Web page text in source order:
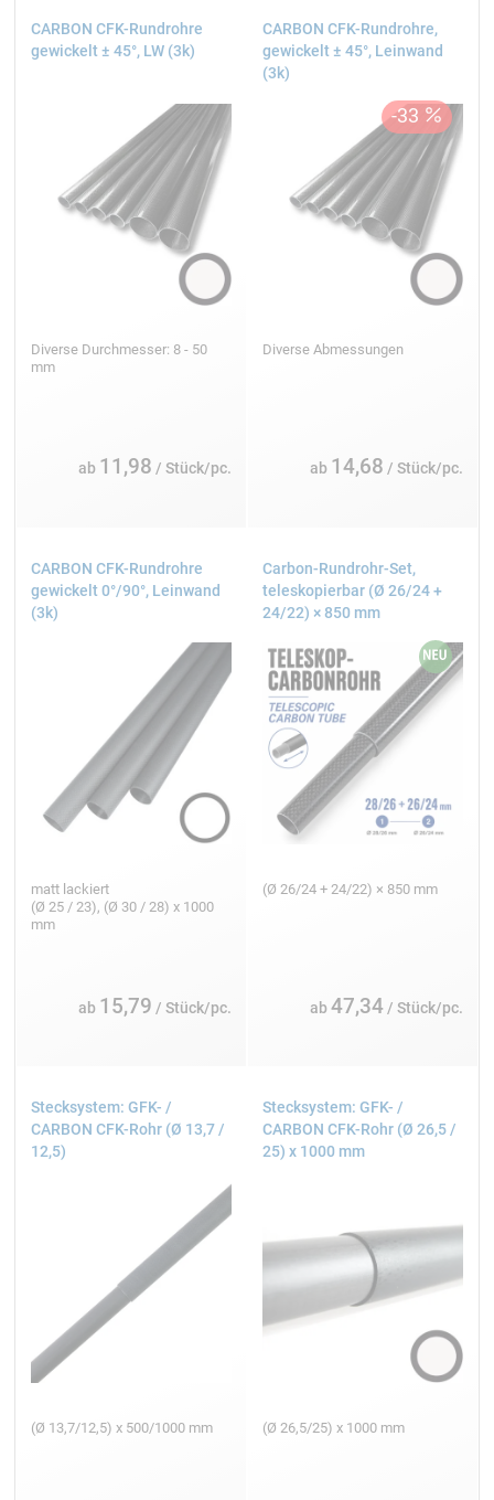
CARBON CFK-Rundrohre
gewickelt ± 45°, LW (3k)
Diverse Durchmesser: 8 - 50
mm
ab 11,98 / Stück/pc.
CARBON CFK-Rundrohre,
gewickelt ± 45°, Leinwand
(3k)
Diverse Abmessungen
ab 14,68 / Stück/pc.
CARBON CFK-Rundrohre
gewickelt 0°/90°, Leinwand
(3k)
matt lackiert
(Ø 25 / 23), (Ø 30 / 28) x 1000
mm
ab 15,79 / Stück/pc.
Carbon-Rundrohr-Set,
teleskopierbar (Ø 26/24 +
24/22) × 850 mm
(Ø 26/24 + 24/22) × 850 mm
ab47,34/ Stück/pc.
Stecksystem: GFK- /
CARBON CFK-Rohr (Ø 13,7 /
12,5)
(Ø 13,7/12,5) x 500/1000 mm
Stecksystem: GFK- /
CARBON CFK-Rohr (Ø 26,5 /
25) x 1000 mm
(Ø 26,5/25) x 1000 mm